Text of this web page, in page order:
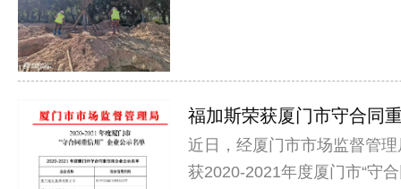
福加斯荣获厦门市守合同
近日，经厦门市市场监督管
获2020-2021年度厦门市“守